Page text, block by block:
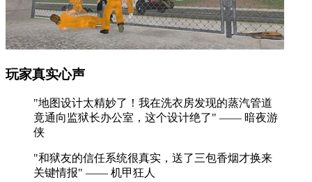
玩家真实心声
"地图设计太精妙了！我在洗衣房发现的蒸汽管道
竟通向监狱长办公室，这个设计绝了" —— 暗夜游
侠
"和狱友的信任系统很真实，送了三包香烟才换来
关键情报" —— 机甲狂人